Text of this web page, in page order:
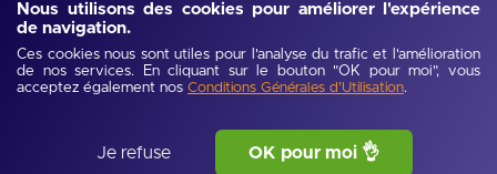
Nous utilisons des cookies pour améliorer l'expérience
de navigation.
Ces cookies nous sont utiles pour l'analyse du trafic et l'amélioration
de nos services. En cliquant sur le bouton "OK pour moi", vous
acceptez également nos Conditions Générales d'Utilisation.
Je refuse OK pour moi 👌
Responsable Maintenance & Travaux
Neufs
Glomel,Côtes-d'Armor,Bretagne,France